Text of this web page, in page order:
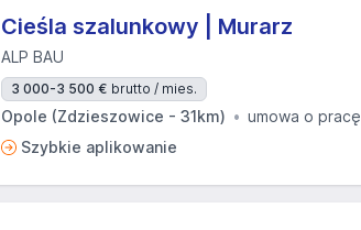
Cieśla szalunkowy | Murarz
ALP BAU
3 000-3 500 € brutto / mies.
Opole (Zdzieszowice - 31km)
umowa o pracę
Szybkie aplikowanie